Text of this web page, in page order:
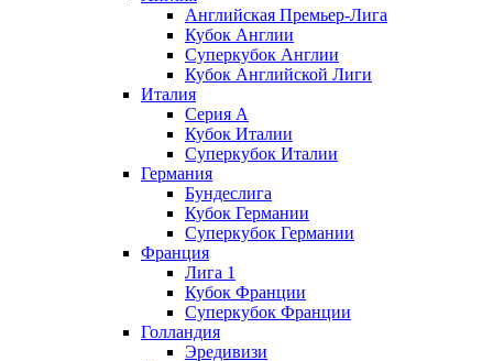
Английская Премьер-Лига
Кубок Англии
Суперкубок Англии
Кубок Английской Лиги
Италия
Серия А
Кубок Италии
Суперкубок Италии
Германия
Бундеслига
Кубок Германии
Суперкубок Германии
Франция
Лига 1
Кубок Франции
Суперкубок Франции
Голландия
Эредивизи